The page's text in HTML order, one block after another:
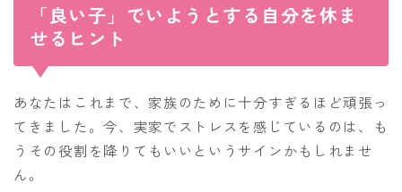
「良い子」でいようとする自分を休ま
せるヒント
あなたはこれまで、家族のために十分すぎるほど頑張っ
てきました。今、実家でストレスを感じているのは、も
うその役割を降りてもいいというサインかもしれませ
ん。